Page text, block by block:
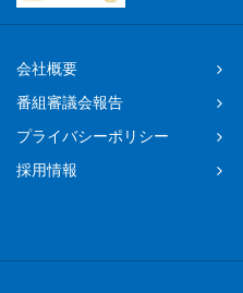
会社概要
番組審議会報告
プライバシーポリシー
採用情報